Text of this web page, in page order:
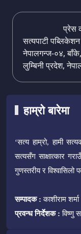
प्रेस
सत्यपाटी
नेपालगन्ज-०४, बाँके,
लुम्बिनी प्रदेश,
हाम्रो बारेमा
‘सत्य हाम्रो, हामी
सत्यसँग साक्षात्कार
गुणस्तरीय र विश्वासिलो
सम्पादक : काशीराम शर्मा
प्रवन्ध निर्देशक : विष्णु